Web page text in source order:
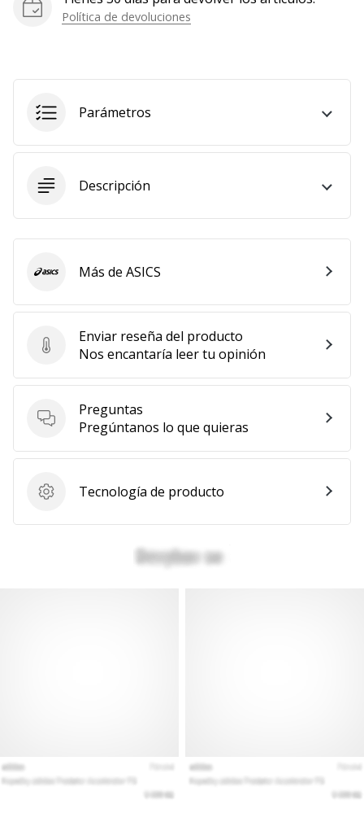
Política de devoluciones
Parámetros
Descripción
Enviar reseña del producto
Enviar reseña del producto
Nos encantaría leer tu opinión
Preguntas
Preguntas
Pregúntanos lo que quieras
Tecnología de producto
Tecnología de producto
ASICSMás de ASICS